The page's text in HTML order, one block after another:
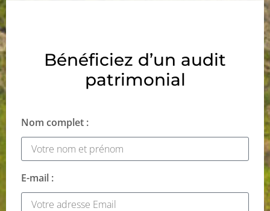
Bénéficiez d’un audit
patrimonial
Nom complet :
E-mail :